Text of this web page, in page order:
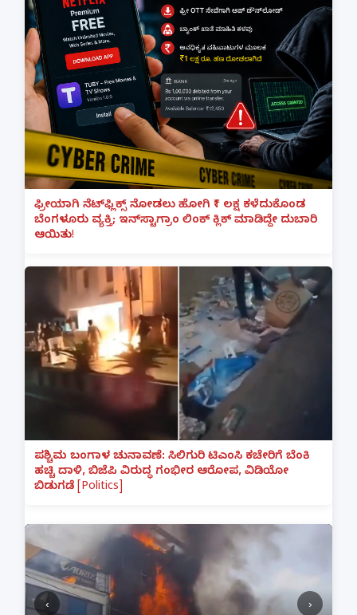
ಫ್ರೀಯಾಗಿ ನೆಟ್‌ಫ್ಲಿಕ್ಸ್ ನೋಡಲು ಹೋಗಿ ₹1 ಲಕ್ಷ ಕಳೆದುಕೊಂಡ
ಬೆಂಗಳೂರು ವ್ಯಕ್ತಿ; ಇನ್‌ಸ್ಟಾಗ್ರಾಂ ಲಿಂಕ್ ಕ್ಲಿಕ್ ಮಾಡಿದ್ದೇ ದುಬಾರಿ
ಆಯಿತು!
ಪಶ್ಚಿಮ ಬಂಗಾಳ ಚುನಾವಣೆ: ಸಿಲಿಗುರಿ ಟಿಎಂಸಿ ಕಚೇರಿಗೆ ಬೆಂಕಿ
ಹಚ್ಚಿ ದಾಳಿ, ಬಿಜೆಪಿ ವಿರುದ್ಧ ಗಂಭೀರ ಆರೋಪ, ವಿಡಿಯೋ
ಬಿಡುಗಡೆ [Politics]
‹ ›